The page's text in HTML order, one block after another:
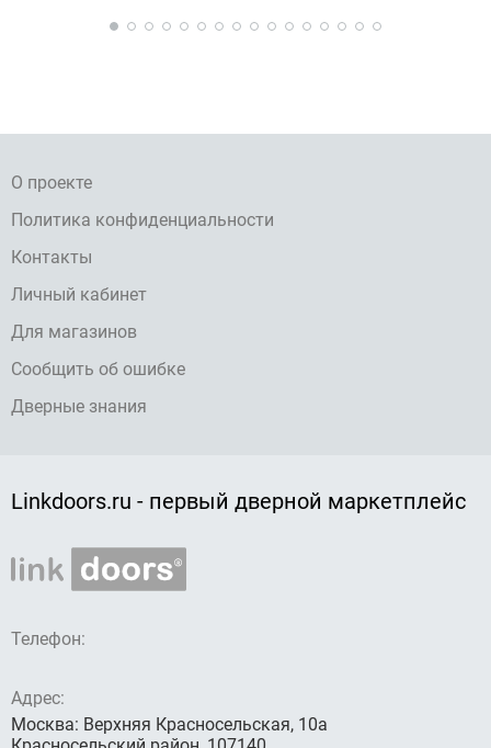
О проекте
Политика конфиденциальности
Контакты
Личный кабинет
Для магазинов
Сообщить об ошибке
Дверные знания
Linkdoors.ru - первый дверной маркетплейс
Телефон:
Адрес:
Москва: Верхняя Красносельская, 10а